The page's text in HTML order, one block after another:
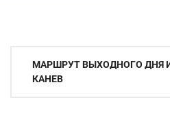
Навигация
МАРШРУТ ВЫХОДНОГО ДНЯ
КАНЕВ